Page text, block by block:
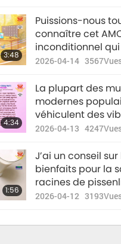
43:31
Nouvelles
d'exception
2023-06-23
38:51
Nouvelles
d'exception
2023-06-24
39:56
Nouvelles
d'exception
2023-06-25
monde, derrière
la normalité.
3:48
Puissions-nous
connaître cet
inconditionnel qui
de ce monde.
2026-04-14 3567
4:34
La plupart des
modernes
véhiculent des
des messages
l’élévation
attirent au
l’attention des
monde physique
2026-04-13 4247
1:56
J’ai un conseil sur
bienfaits pour la
racines de
2026-04-12 3193